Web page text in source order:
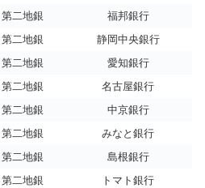
第二地銀
福邦銀行
第二地銀
静岡中央銀行
第二地銀
愛知銀行
第二地銀
名古屋銀行
第二地銀
中京銀行
第二地銀
みなと銀行
第二地銀
島根銀行
第二地銀
トマト銀行